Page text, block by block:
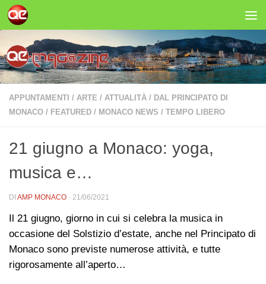
Salta al contenuto
APPUNTAMENTI / ARTE / ATTUALITÀ / DAL PRINCIPATO DI
MONACO / FEATURED / MONACO NEWS / TEMPO LIBERO
21 giugno a Monaco: yoga,
musica e…
DI AMP MONACO · 21/06/2021
Il 21 giugno, giorno in cui si celebra la musica in
occasione del Solstizio d’estate, anche nel Principato di
Monaco sono previste numerose attività, e tutte
rigorosamente all’aperto…